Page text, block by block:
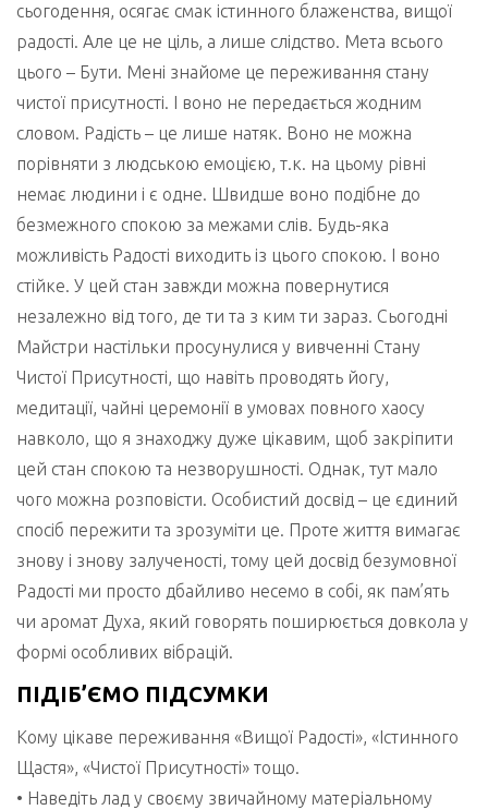
сьогодення, осягає смак істинного блаженства, вищої
радості. Але це не ціль, а лише слідство. Мета всього
цього – Бути. Мені знайоме це переживання стану
чистої присутності. І воно не передається жодним
словом. Радість – це лише натяк. Воно не можна
порівняти з людською емоцією, т.к. на цьому рівні
немає людини і є одне. Швидше воно подібне до
безмежного спокою за межами слів. Будь-яка
можливість Радості виходить із цього спокою. І воно
стійке. У цей стан завжди можна повернутися
незалежно від того, де ти та з ким ти зараз. Сьогодні
Майстри настільки просунулися у вивченні Стану
Чистої Присутності, що навіть проводять йогу,
медитації, чайні церемонії в умовах повного хаосу
навколо, що я знаходжу дуже цікавим, щоб закріпити
цей стан спокою та незворушності. Однак, тут мало
чого можна розповісти. Особистий досвід – це єдиний
спосіб пережити та зрозуміти це. Проте життя вимагає
знову і знову залученості, тому цей досвід безумовної
Радості ми просто дбайливо несемо в собі, як пам’ять
чи аромат Духа, який говорять поширюється довкола у
формі особливих вібрацій.
ПІДІБ’ЄМО ПІДСУМКИ
Кому цікаве переживання «Вищої Радості», «Істинного
Щастя», «Чистої Присутності» тощо.
• Наведіть лад у своєму звичайному матеріальному